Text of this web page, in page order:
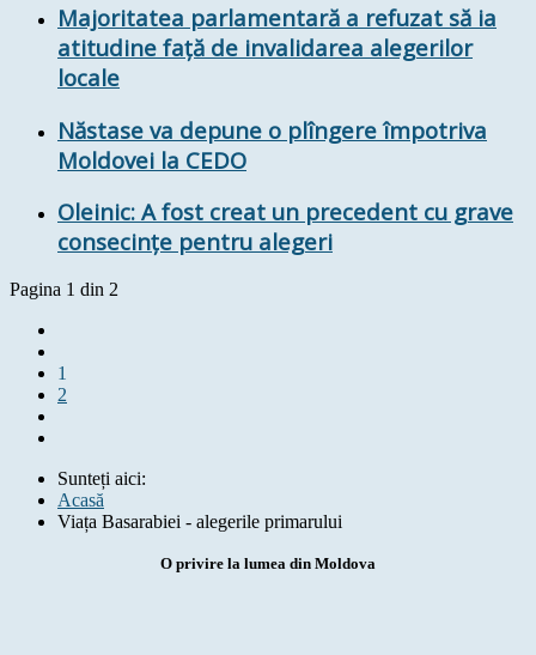
Majoritatea parlamentară a refuzat să ia
atitudine față de invalidarea alegerilor
locale
Năstase va depune o plîngere împotriva
Moldovei la CEDO
Oleinic: A fost creat un precedent cu grave
consecințe pentru alegeri
Pagina 1 din 2
1
2
Sunteți aici:
Acasă
Viața Basarabiei - alegerile primarului
O privire la lumea din Moldova